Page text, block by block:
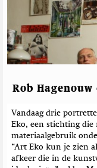
Rob
Vandaag drie
Eko, een stichting
materiaalgebruik
“Art Eko kun je zien
afkeer die in de